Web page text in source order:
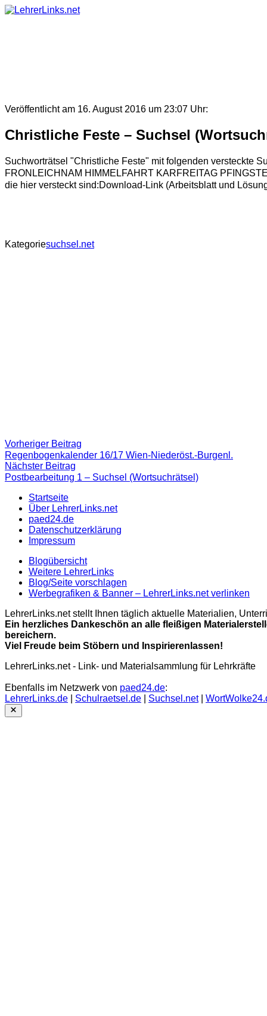
Skip
Veröffentlicht am 16. August 2016 um 23:07 Uhr:
Christliche Feste – Suchsel
Suchworträtsel "Christliche Feste" mit folgenden versteckte
FRONLEICHNAM HIMMELFAHRT KARFREITAG
die hier versteckt sind:Download-Link (Arbeitsblatt und
Kategoriesuchsel.net
Beitragsnavigation
Vorheriger Beitrag
Beitrag:
Regenbogenkalender 16/17 Wien-Niederöst.-Burgenl.
Nächster Beitrag
Beitrag
Postbearbeitung 1 – Suchsel (Wortsuchrätsel)
Startseite
Über LehrerLinks.net
paed24.de
Datenschutzerklärung
Impressum
Blogübersicht
Weitere LehrerLinks
Blog/Seite vorschlagen
Werbegrafiken & Banner – LehrerLinks.net verlinken
LehrerLinks.net stellt Ihnen täglich aktuelle Materialien,
Ein herzliches Dankeschön an alle fleißigen
bereichern.
Viel Freude beim Stöbern und Inspirierenlassen!
LehrerLinks.net - Link- und Materialsammlung für Lehrkräfte
Ebenfalls im Netzwerk von paed24.de:
LehrerLinks.de
Schulraetsel.de Suchsel.net|
Close